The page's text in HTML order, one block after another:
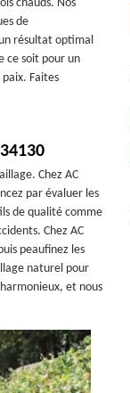
chauds. Nos
de
résultat optimal
ce soit pour un
Faites
Chez AC
par évaluer les
de qualité comme
Chez AC
peaufinez les
naturel pour
et nous